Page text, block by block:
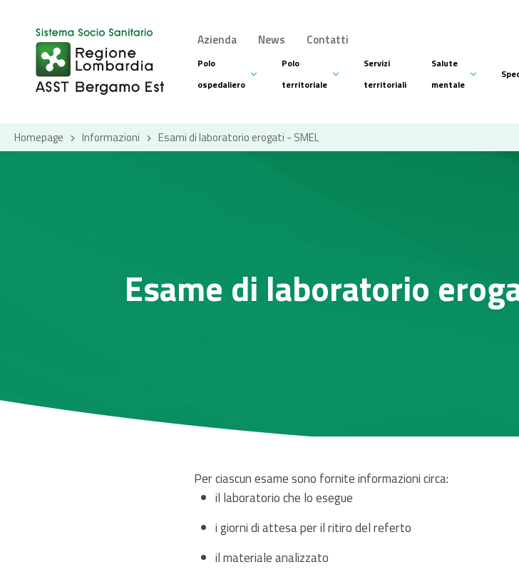
Azienda News Contatti
Polo
ospedaliero
Polo
territoriale
Servizi
territoriali
Salute
mentale
Homepage Informazioni Esami di laboratorio erogati - SMEL
Esame di laboratorio
Per ciascun esame sono fornite informazioni circa:
il laboratorio che lo esegue
i giorni di attesa per il ritiro del referto
il materiale analizzato